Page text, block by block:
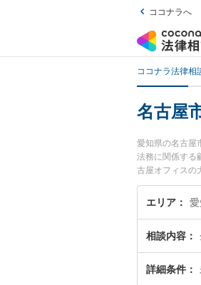
ココナラへ
ココナラ法律相
名古屋
愛知県の名古屋
法務に関係する
古屋オフィスの
が注目されてい
績豊富な近く
エリア
相談内容
詳細条件